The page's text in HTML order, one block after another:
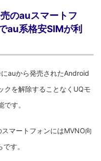
のauスマートフ
au系格安SIMが利
auから発売されたAndroid
クを解除することなくUQモ
す。
マートフォンにはMVNO向
す。